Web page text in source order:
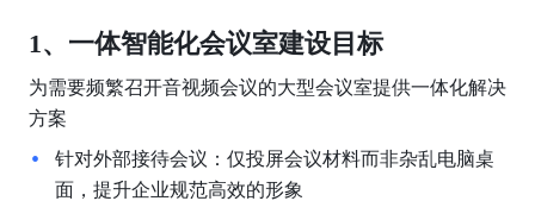
1、一体智能化会议室建设目标
为需要频繁召开音视频会议的大型会议室提供一体化解决
方案
针对外部接待会议：仅投屏会议材料而非杂乱电脑桌
面，提升企业规范高效的形象